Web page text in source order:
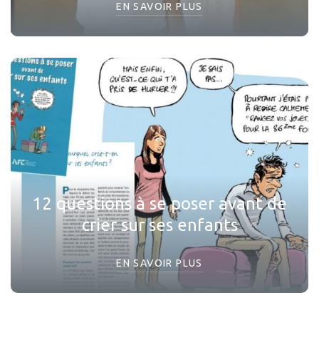
EN SAVOIR PLUS
12 questions à se poser avant de
crier sur ses enfants
EN SAVOIR PLUS